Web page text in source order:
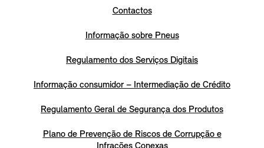
Contactos
Informação sobre Pneus
Regulamento dos Serviços Digitais
Informação consumidor – Intermediação de Crédito
Regulamento Geral de Segurança dos Produtos
Plano de Prevenção de Riscos de Corrupção e
Infrações Conexas